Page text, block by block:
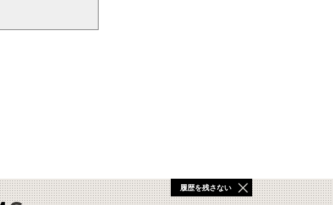
履歴を残さない